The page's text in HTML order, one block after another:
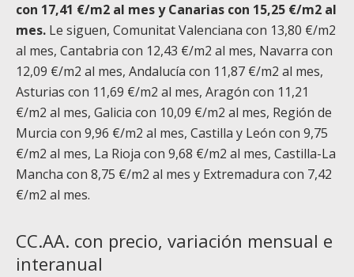
con 17,41 €/m2 al mes y Canarias con 15,25 €/m2 al
mes. Le siguen, Comunitat Valenciana con 13,80 €/m2
al mes, Cantabria con 12,43 €/m2 al mes, Navarra con
12,09 €/m2 al mes, Andalucía con 11,87 €/m2 al mes,
Asturias con 11,69 €/m2 al mes, Aragón con 11,21
€/m2 al mes, Galicia con 10,09 €/m2 al mes, Región de
Murcia con 9,96 €/m2 al mes, Castilla y León con 9,75
€/m2 al mes, La Rioja con 9,68 €/m2 al mes, Castilla-La
Mancha con 8,75 €/m2 al mes y Extremadura con 7,42
€/m2 al mes.
CC.AA. con precio, variación mensual e
interanual